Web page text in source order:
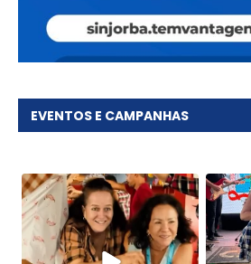
EVENTOS E CAMPANHAS